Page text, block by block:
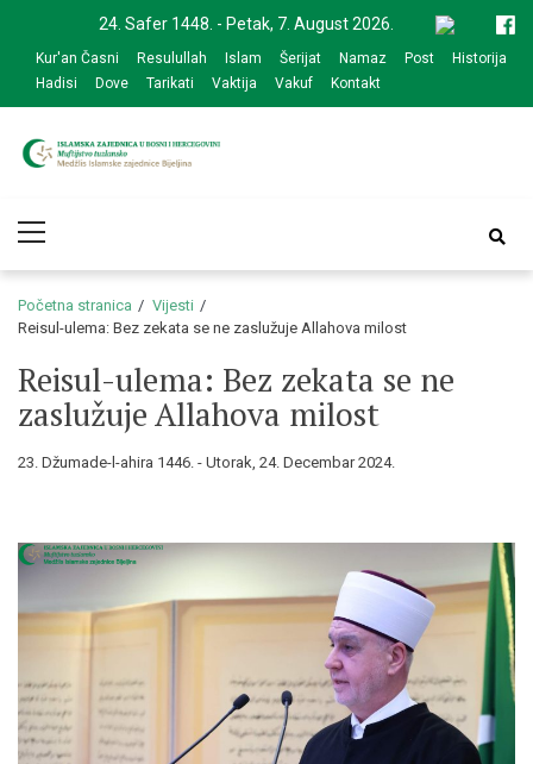
navigation
content
24. Safer 1448. - Petak, 7. August 2026.
Kur'an Časni Resulullah Islam Šerijat Namaz Post
Historija
Hadisi
Dove Tarikati Vaktija Vakuf Kontakt
zajednice Bijeljina
Menu
Početna stranica
Vijesti
Reisul-ulema: Bez zekata se ne zaslužuje Allahova milost
Reisul-ulema: Bez zekata se ne
zaslužuje Allahova milost
23. Džumade-l-ahira 1446. - Utorak, 24. Decembar 2024.